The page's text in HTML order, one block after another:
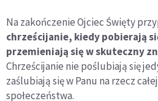
Na zakończenie Ojciec Święty
chrześcijanie, kiedy pobierają
przemieniają się w skuteczny
Chrześcijanie nie poślubiają się
zaślubiają się w Panu na rzecz
społeczeństwa.